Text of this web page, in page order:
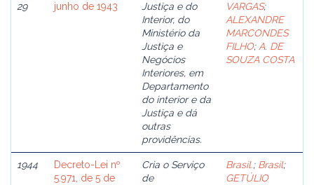
29
junho de 1943
Justiça e do
Interior, do
Ministério da
Justiça e
Negócios
Interiores, em
Departamento
do interior e da
Justiça e dá
outras
providências.
VARGAS;
ALEXANDRE
MARCONDES
FILHO; A. DE
SOUZA COSTA
1944
Decreto-Lei nº
5.971, de 5 de
Cria o Serviço
de
Brasil.; Brasil;
GETÚLIO